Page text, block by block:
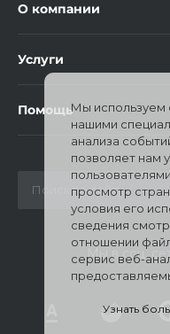
О компании
Услуги
Помощь
Мы в соц.
Мы используем
нашими
анализа
позволяет нам
просмотр
условия его
сведения
отношении
сервис веб-
Узнать